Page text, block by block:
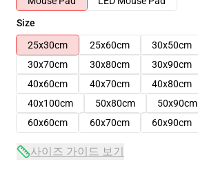
Size
25x30cm
25x60cm 30x50cm
30x70cm
30x80cm 30x90cm
40x60cm
40x70cm 40x80cm
40x100cm
50x80cm 50x90cm
60x60cm
60x70cm 60x90cm
사이즈 가이드 보기